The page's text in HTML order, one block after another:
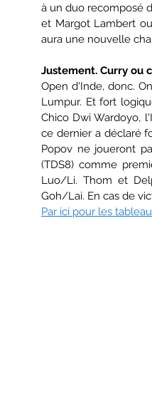
à un duo recomposé
et Margot Lambert
aura une nouvelle
Justement. Curry ou
Open d'Inde, donc.
Lumpur. Et fort
Chico Dwi Wardoyo,
ce dernier a déclaré
Popov ne joueront
(TDS8) comme
Luo/Li. Thom et
Goh/Lai. En cas de
Par ici pour les